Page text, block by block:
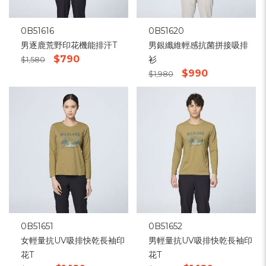
0B51616
男逐鹿荒野印花機能排汗T
$1,580 $790
0B51620
男銀纖維輕感抗菌拼接吸排
衫
$1,980 $990
0B51651
女輕量抗UV吸排快乾長袖印
花T
0B51652
男輕量抗UV吸排快乾長袖印
花T